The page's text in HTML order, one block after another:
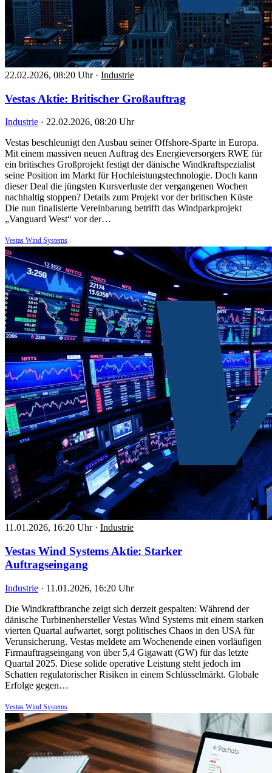
22.02.2026, 08:20 Uhr · Industrie
Vestas Aktie: Britischer Großauftrag
Industrie · 22.02.2026, 08:20 Uhr
Vestas beschleunigt den Ausbau seiner Offshore-Sparte in Europa.
Mit einem massiven neuen Auftrag des Energieversorgers RWE für
ein britisches Großprojekt festigt der dänische Windkraftspezialist
seine Position im Markt für Hochleistungstechnologie. Doch kann
dieser Deal die jüngsten Kursverluste der vergangenen Wochen
nachhaltig stoppen? Details zum Projekt vor der britischen Küste
Die nun finalisierte Vereinbarung betrifft das Windparkprojekt
„Vanguard West“ vor der…
Vestas Wind Systems
11.01.2026, 16:20 Uhr · Industrie
Vestas Wind Systems Aktie: Starker
Auftragseingang
Industrie · 11.01.2026, 16:20 Uhr
Die Windkraftbranche zeigt sich derzeit gespalten: Während der
dänische Turbinenhersteller Vestas Wind Systems mit einem starken
vierten Quartal aufwartet, sorgt politisches Chaos in den USA für
Verunsicherung. Vestas meldete am Wochenende einen vorläufigen
Firmauftragseingang von über 5,4 Gigawatt (GW) für das letzte
Quartal 2025. Diese solide operative Leistung steht jedoch im
Schatten regulatorischer Risiken in einem Schlüsselmärkt. Globale
Erfolge gegen…
Vestas Wind Systems